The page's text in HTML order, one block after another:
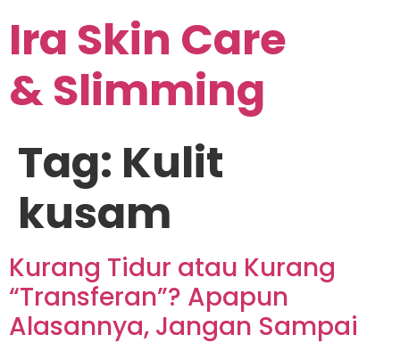
Ira Skin Care
& Slimming
Tag: Kulit
kusam
Kurang Tidur atau Kurang
“Transferan”? Apapun
Alasannya, Jangan Sampai